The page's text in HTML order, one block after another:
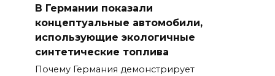
В Германии показали
концептуальные автомобили,
использующие экологичные
синтетические топлива
Почему Германия демонстрирует